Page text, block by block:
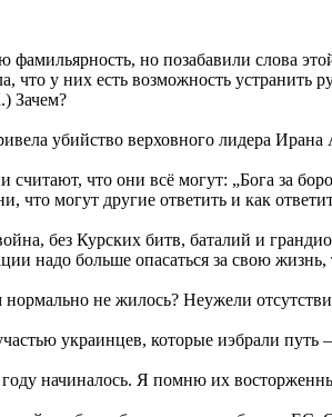
фамильярность, но позабавили слова
что у них есть возможность устранить
Зачем?
убийство верховного лидера
считают, что они всё могут: „Бога за
что могут другие ответить и как
без Курских битв, баталий и
надо больше опасаться за свою
не жилось? Неужели
украинцев, которые иэбрали путь
начиналось. Я помню их